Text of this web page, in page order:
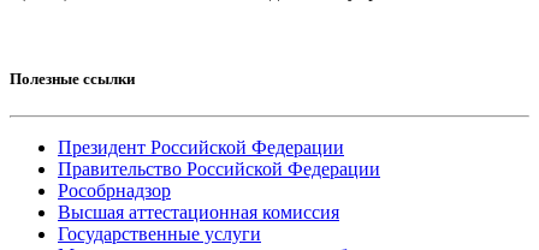
Полезные ссылки
Президент Российской Федерации
Правительство Российской Федерации
Рособрнадзор
Высшая аттестационная комиссия
Государственные услуги